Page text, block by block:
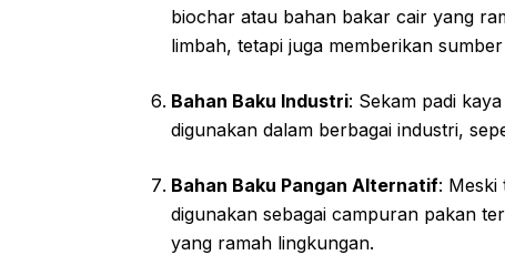
biochar atau bahan bakar cair yang
limbah, tetapi juga memberikan
Bahan Baku Industri: Sekam padi
digunakan dalam berbagai industri,
Bahan Baku Pangan Alternatif: Meski
digunakan sebagai campuran pakan
yang ramah lingkungan.